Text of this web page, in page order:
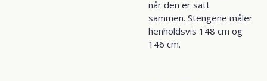
når den er satt
sammen. Stengene måler
henholdsvis 148 cm og
146 cm.